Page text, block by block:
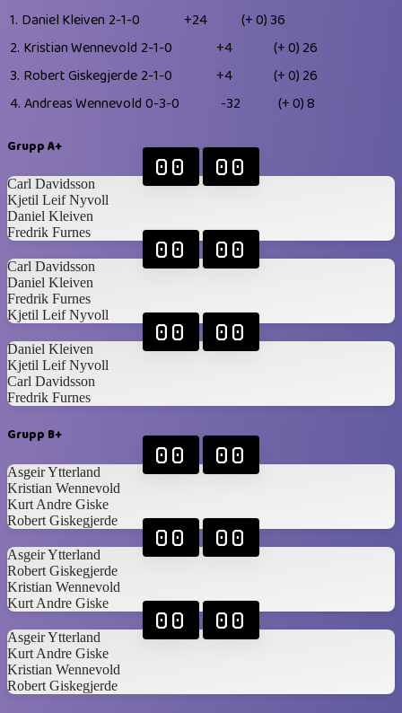
1. Daniel Kleiven 2-1-0 +24 (+ 0)36
2. Kristian Wennevold 2-1-0 +4 (+ 0) 26
3. Robert Giskegjerde 2-1-0 +4 (+ 0) 26
4. Andreas Wennevold 0-3-0 -32 (+ 0)8
Grupp A+
00 00
Carl Davidsson
Kjetil Leif Nyvoll
Daniel Kleiven
Fredrik Furnes
00 00
Carl Davidsson
Daniel Kleiven
Fredrik Furnes
Kjetil Leif Nyvoll
00 00
Daniel Kleiven
Kjetil Leif Nyvoll
Carl Davidsson
Fredrik Furnes
Grupp B+
00 00
Asgeir Ytterland
Kristian Wennevold
Kurt Andre Giske
Robert Giskegjerde
00 00
Asgeir Ytterland
Robert Giskegjerde
Kristian Wennevold
Kurt Andre Giske
00 00
Asgeir Ytterland
Kurt Andre Giske
Kristian Wennevold
Robert Giskegjerde